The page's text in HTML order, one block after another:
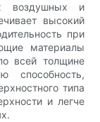
воздушных и
высокий
при
материалы
всей толщине
способность,
типа
и легче